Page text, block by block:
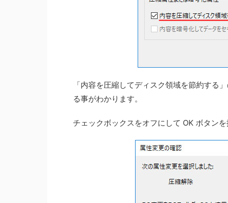
「内容を圧縮してディスク領域を節約する
る事がわかります。
チェックボックスをオフにして OK ボタンを